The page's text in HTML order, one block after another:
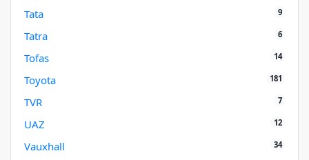
Tata 9
Tatra 6
Tofas 14
Toyota 181
TVR 7
UAZ 12
Vauxhall 34